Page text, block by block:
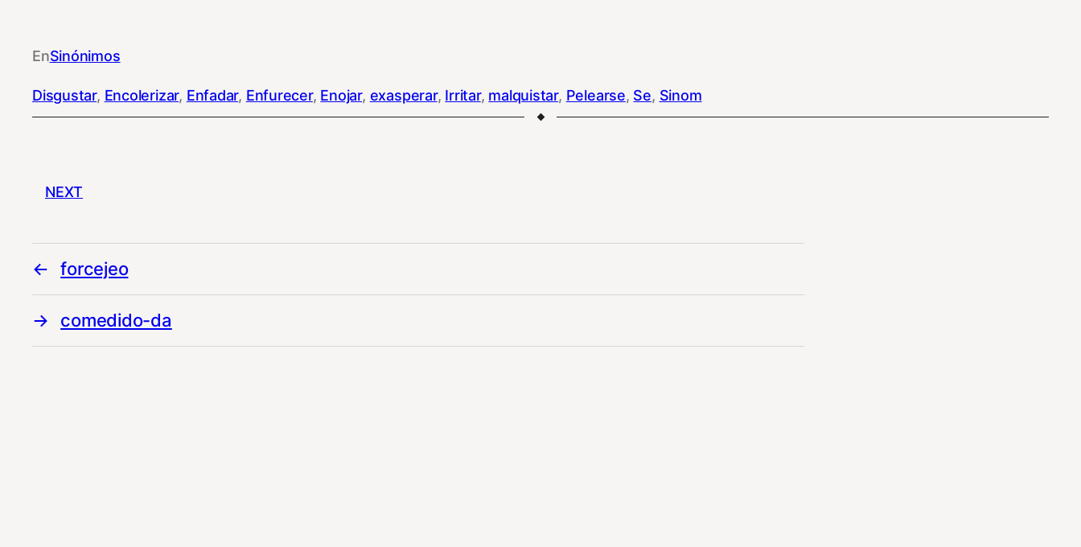
EnSinónimos
Disgustar, Encolerizar, Enfadar, Enfurecer, Enojar, exasperar, Irritar, malquistar, Pelearse, Se, Sinom
NEXT
forcejeo
comedido-da